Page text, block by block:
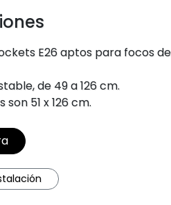
E26 aptos para focos
de 49 a 126 cm.
son 51 x 126 cm.